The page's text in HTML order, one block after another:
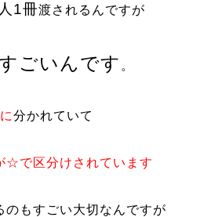
1冊渡されるんですが
ごいんです 。
分かれていて
☆で区分けされています
のもすごい大切なんですが